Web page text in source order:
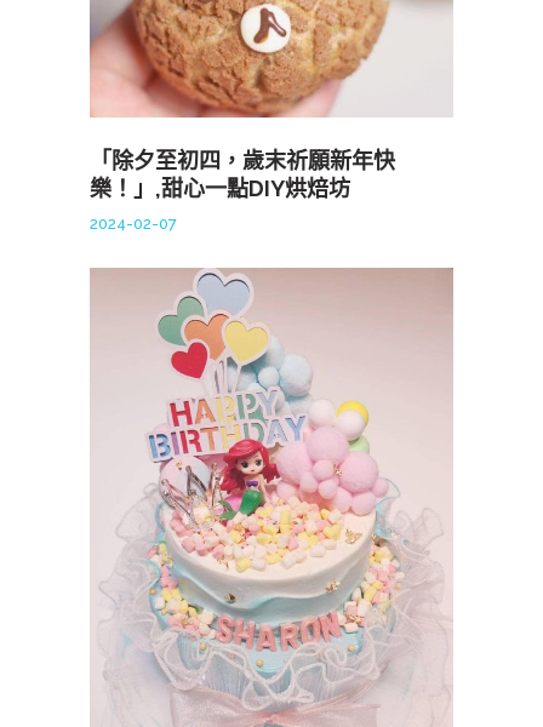
「除夕至初四，歲末祈願新年快
樂！」,甜心一點DIY烘焙坊
2024-02-07